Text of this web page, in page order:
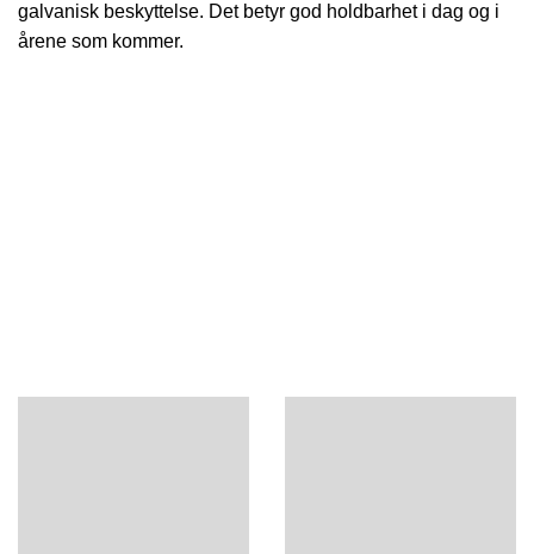
galvanisk beskyttelse. Det betyr god holdbarhet i dag og i
årene som kommer.